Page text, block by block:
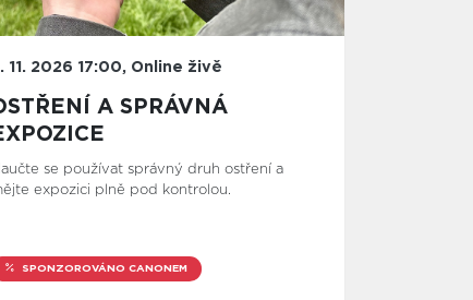
11. 2026 17:00, Online živě
A SPRÁVNÁ
se používat správný druh ostření a
expozici plně pod kontrolou.
SPONZOROVÁNO CANONEM